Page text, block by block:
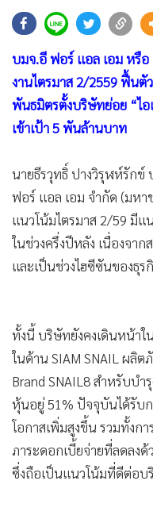
• ผู้จัดกวน
• Good health & Well-
• Green Innovation & SD
• Management & HR
• MGR Live
• การเมือง
• ท่องเที่ยว
• กีฬา
• ต่างประเทศ
• Special Scoop
•
จีน
•
ชุมชน-คุณภาพชีวิต
•
อาชญากรรม
• Motoring
• เกม
• วิทยาศาสตร์
• SMEs
บมจ.อี ฟอร์ แอล เอม หรือ
งานไตรมาส 2/2559 ฟื้น
พันธมิตรตั้งบริษัทย่อย “ไอ
เข้าเป้า 5 พันล้านบาท
นายธีรวุทธิ์ ปางวิรุฬห์รักข์
ฟอร์ แอล เอม จำกัด (มหา
แนวโน้มไตรมาส 2/59 มี
ในช่วงครึ่งปีหลัง เนื่องจา
และเป็นช่วงไฮซีซันของธุร
ทั้งนี้ บริษัทยังคงเดินหน้าใ
ในด้าน SIAM SNAIL ผลิ
Brand SNAIL8 สำหรับบำ
หุ้นอยู่ 51% ปัจจุบันได้รับ
โอกาสเพิ่มสูงขึ้น รวมทั้งก
ภาระดอกเบี้ยจ่ายที่ลดลงด้
ซึ่งถือเป็นแนวโน้มที่ดีต่อบ